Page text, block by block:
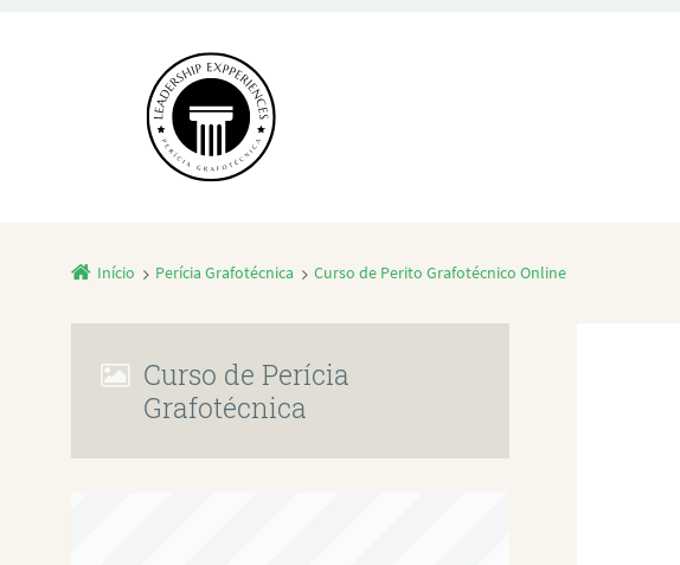
Início Perícia Grafotécnica Curso de Perito Grafotécnico Online
Curso de Perícia
Grafotécnica